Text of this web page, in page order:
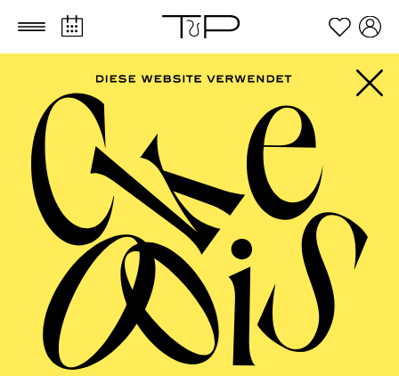
Zum Hauptinhalt springen Zum Footer springen
Franziska Eisele
VITA
Franziska Eisele studierte Dramaturgie an der
Hochschule für Musik und Theater Leipzig sowie an
der Theaterakademie Hamburg. Sie war Stipendiatin
der Studienstiftung des Deutschen Volkes und des Max
Weber Programms. Während ihres Studiums war sie am
Spinnwerk Centraltheater Leipzig als Dramaturgin und
Leiterin des Teams für Öffentlichkeitsarbeit tätig,